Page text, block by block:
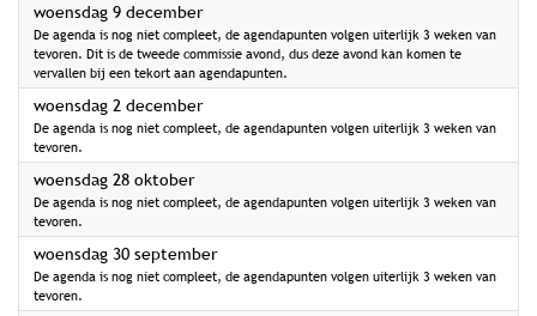
woensdag 9 december2026
De agenda is nog niet compleet, de agendapunten volgen uiterlijk 3 weken van
tevoren. Dit is de tweede commissie avond, dus deze avond kan komen te
vervallen bij een tekort aan agendapunten.
woensdag 2 december2026
De agenda is nog niet compleet, de agendapunten volgen uiterlijk 3 weken van
tevoren.
woensdag 28 oktober2026
De agenda is nog niet compleet, de agendapunten volgen uiterlijk 3 weken van
tevoren.
woensdag 30 september2026
De agenda is nog niet compleet, de agendapunten volgen uiterlijk 3 weken van
tevoren.